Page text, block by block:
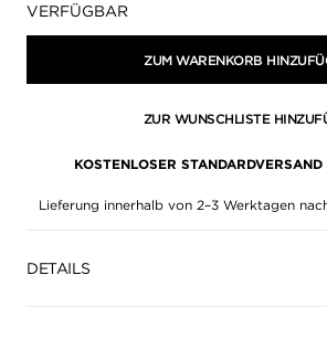
Verfügbarkeit:
VERFÜGBAR
ZUM WARENKORB
ZUR WUNSCHLISTE
KOSTENLOSER
Lieferung innerhalb von 2–3 Werktagen
DETAILS